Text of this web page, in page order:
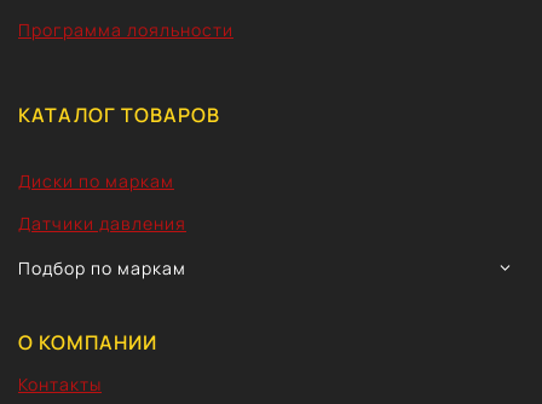
Программа лояльности
КАТАЛОГ ТОВАРОВ
Диски по маркам
Датчики давления
Подбор по маркам
О КОМПАНИИ
Контакты